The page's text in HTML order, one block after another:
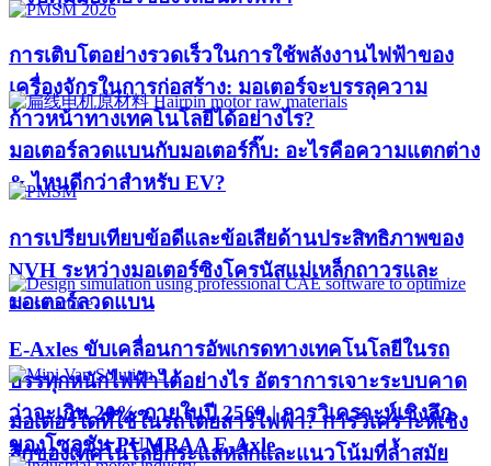
การเติบโตอย่างรวดเร็วในการใช้พลังงานไฟฟ้าของ
เครื่องจักรในการก่อสร้าง: มอเตอร์จะบรรลุความ
ก้าวหน้าทางเทคโนโลยีได้อย่างไร?​
มอเตอร์ลวดแบนกับมอเตอร์กิ๊บ: อะไรคือความแตกต่าง
& ไหนดีกว่าสำหรับ EV?
การเปรียบเทียบข้อดีและข้อเสียด้านประสิทธิภาพของ
NVH ระหว่างมอเตอร์ซิงโครนัสแม่เหล็กถาวรและ
มอเตอร์ลวดแบน
E-Axles ขับเคลื่อนการอัพเกรดทางเทคโนโลยีในรถ
บรรทุกหนักไฟฟ้าได้อย่างไร อัตราการเจาะระบบคาด
ว่าจะเกิน 20% ภายในปี 2569 | การวิเคราะห์เชิงลึก
ของโซลูชัน PUMBAA E-Axle
มอเตอร์ใดที่ใช้ในรถโดยสารไฟฟ้า? การวิเคราะห์เชิง
ลึกของเทคโนโลยีกระแสหลักและแนวโน้มที่ล้ำสมัย